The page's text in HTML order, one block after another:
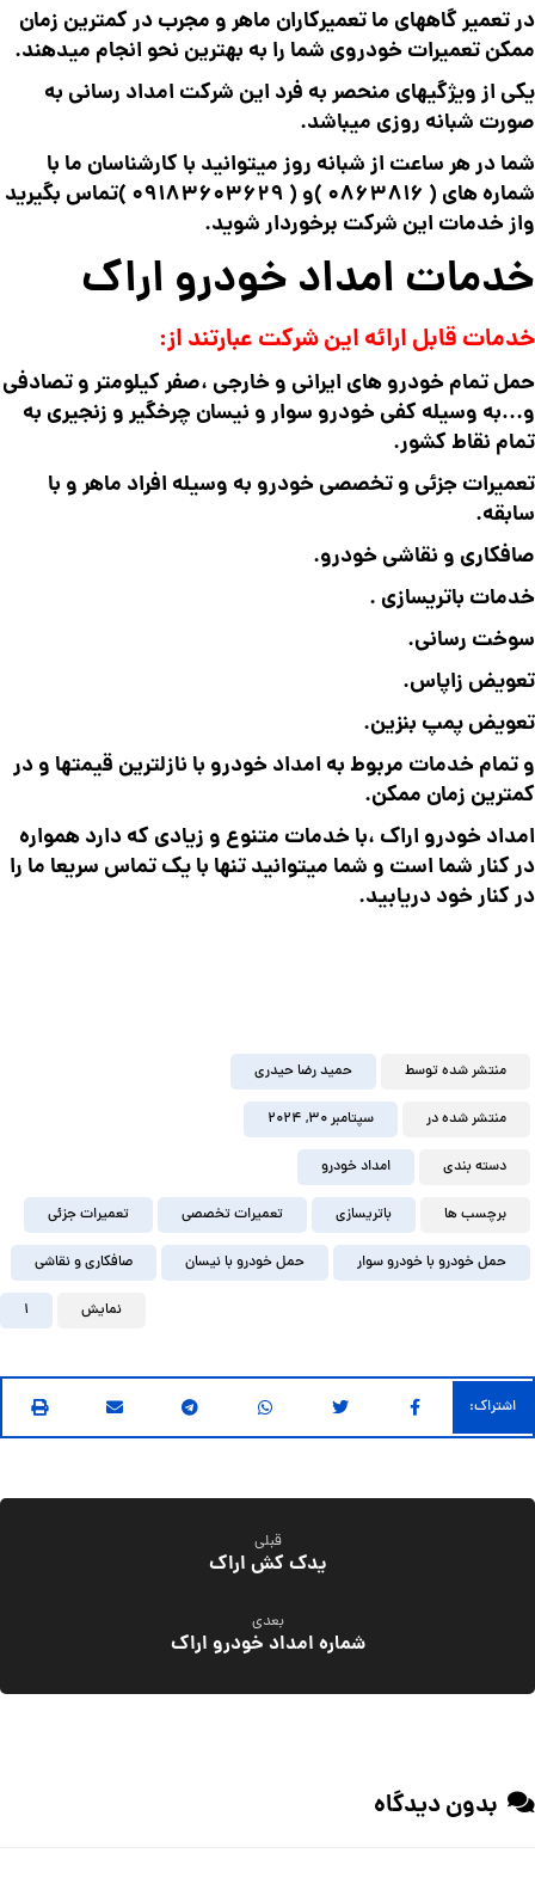
در تعمیر گاههای ما تعمیرکاران ماهر و مجرب در کمترین زمان
ممکن تعمیرات خودروی شما را به بهترین نحو انجام میدهند.
یکی از ویژگیهای منحصر به فرد این شرکت امداد رسانی به
صورت شبانه روزی میباشد.
شما در هر ساعت از شبانه روز میتوانید با کارشناسان ما با
شماره های ( 0863816 )و ( 09183603629 )تماس بگیرید
واز خدمات این شرکت برخوردار شوید.
خدمات امداد خودرو اراک
خدمات قابل ارائه این شرکت عبارتند از:
حمل تمام خودرو های ایرانی و خارجی ،صفر کیلومتر و تصادفی
و…به وسیله کفی خودرو سوار و نیسان چرخگیر و زنجیری به
تمام نقاط کشور.
تعمیرات جزئی و تخصصی خودرو به وسیله افراد ماهر و با
سابقه.
صافکاری و نقاشی خودرو.
خدمات باتریسازی .
سوخت رسانی.
تعویض زاپاس.
تعویض پمپ بنزین.
و تمام خدمات مربوط به امداد خودرو با نازلترین قیمتها و در
کمترین زمان ممکن.
امداد خودرو اراک ،با خدمات متنوع و زیادی که دارد همواره
در کنار شما است و شما میتوانید تنها با یک تماس سریعا ما را
در کنار خود دریابید.
منتشر شده توسط حمید رضا حیدری
منتشر شده در سپتامبر ۳۰, ۲۰۲۴
دسته بندی امداد خودرو
برچسب ها باتریسازی تعمیرات تخصصی تعمیرات جزئی
حمل خودرو با خودرو سوار حمل خودرو با نیسان صافکاری و نقاشی
نمایش 1
قبلی
یدک کش اراک
بعدی
شماره امداد خودرو اراک
بدون دیدگاه